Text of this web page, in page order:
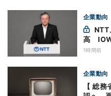
企業動向
高
1時間前
企業動向
【 総